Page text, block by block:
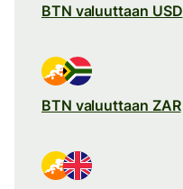
BTN valuuttaan USD
BTN valuuttaan ZAR